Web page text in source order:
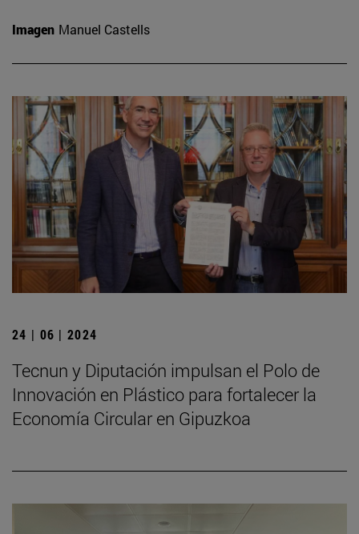
Imagen Manuel Castells
24 | 06 | 2024
Tecnun y Diputación impulsan el Polo de
Innovación en Plástico para fortalecer la
Economía Circular en Gipuzkoa